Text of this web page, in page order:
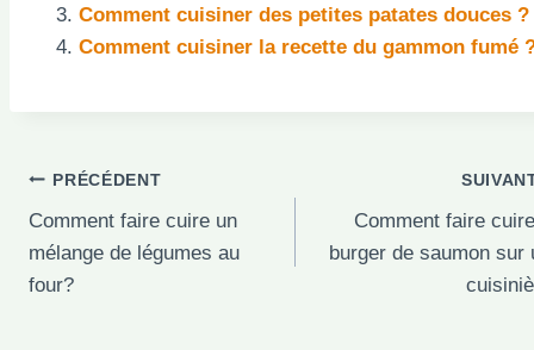
Comment cuisiner des petites patates douces ?
Comment cuisiner la recette du gammon fumé
Navigation
de
l’article
PRÉCÉDENT
Comment faire cuire un
mélange de légumes au
four?
Comment faire
burger de saumon sur